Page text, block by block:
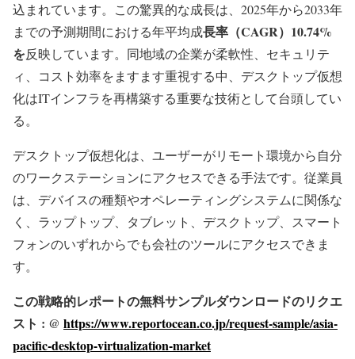
込まれています。この驚異的な成長は、2025年から2033年
までの予測期間における年平均成長率（CAGR）10.74%
を反映しています。同地域の企業が柔軟性、セキュリテ
ィ、コスト効率をますます重視する中、デスクトップ仮想
化はITインフラを再構築する重要な技術として台頭してい
る。
デスクトップ仮想化は、ユーザーがリモート環境から自分
のワークステーションにアクセスできる手法です。従業員
は、デバイスの種類やオペレーティングシステムに関係な
く、ラップトップ、タブレット、デスクトップ、スマート
フォンのいずれからでも会社のツールにアクセスできま
す。
この戦略的レポートの無料サンプルダウンロードのリクエ
スト : @ https://www.reportocean.co.jp/request-sample/asia-
pacific-desktop-virtualization-market